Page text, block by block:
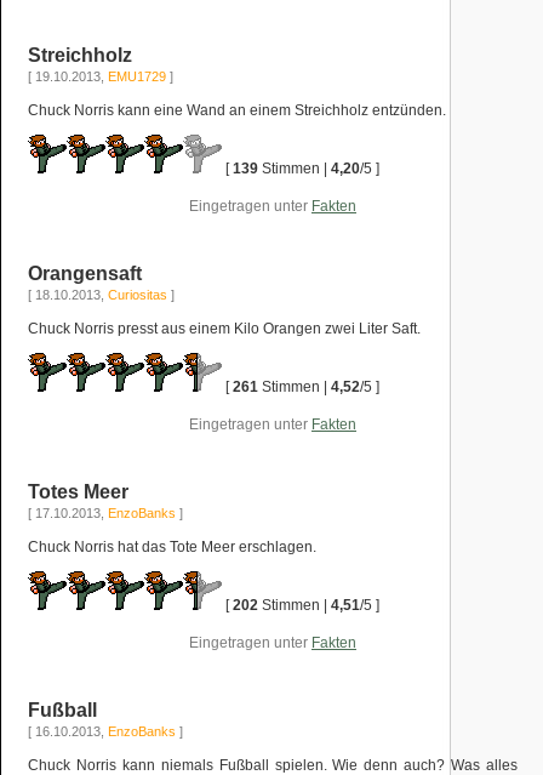
Streichholz
[ 19.10.2013,EMU1729 ]
Chuck Norris kann eine Wand an einem Streichholz entzünden.
[139 Stimmen |4,20/5 ]
Eingetragen unter Fakten
Orangensaft
[ 18.10.2013,Curiositas ]
Chuck Norris presst aus einem Kilo Orangen zwei Liter Saft.
[261 Stimmen |4,52/5 ]
Eingetragen unter Fakten
Totes Meer
[ 17.10.2013,EnzoBanks ]
Chuck Norris hat das Tote Meer erschlagen.
[202 Stimmen |4,51/5 ]
Eingetragen unter Fakten
Fußball
[ 16.10.2013,EnzoBanks ]
Chuck Norris kann niemals Fußball spielen. Wie denn auch? Was alles